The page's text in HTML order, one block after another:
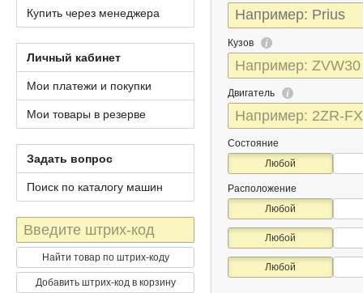
Кузов
Двигатель
Состояние
Любой
Расположение
Любой
Любой
Любой
Купить через менеджера
Личный кабинет
Мои платежи и покупки
Мои товары в резерве
Задать вопрос
Поиск по каталогу машин
Штрих-
код
Найти товар по штрих-коду
Добавить штрих-код в корзину